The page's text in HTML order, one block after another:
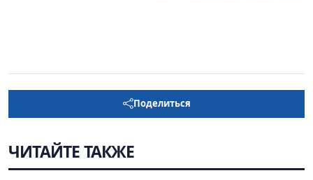
Поделиться
ЧИТАЙТЕ ТАКЖЕ